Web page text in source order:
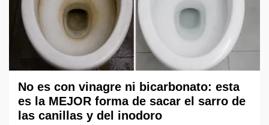
No es con vinagre ni bicarbonato: esta
es la MEJOR forma de sacar el sarro de
las canillas y del inodoro